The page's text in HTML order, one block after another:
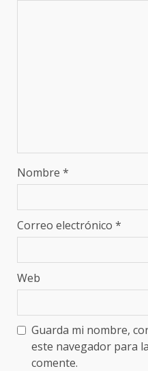
Nombre *
Correo electrónico *
Web
Guarda mi nombre,
este navegador para
comente.